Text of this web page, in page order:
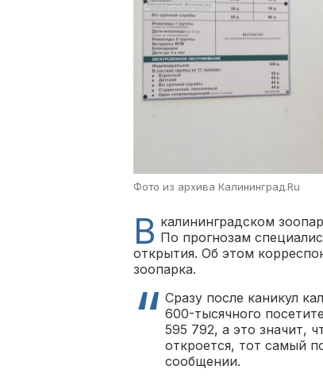
Фото из архива Калининград.Ru
В калининградском
По прогнозам
открытия. Об этом
зоопарка.
Сразу после каникул
600-тысячного
595 792, а это значит,
откроется, тот самый
сообщении.